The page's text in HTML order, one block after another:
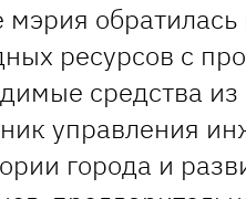
мэрия
ресурсов с
средства
управления
города и